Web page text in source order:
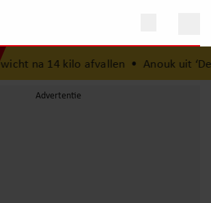
na 14 kilo afvallen•Anouk uit ‘De